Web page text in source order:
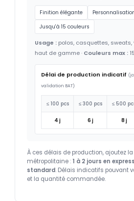
Finition élégante
Jusqu'à 15 couleurs
Usage : polos, casquettes,
haut de gamme · Couleurs max : 15
Délai de production indicatif
validation BAT)
≤ 100 pcs ≤ 300 pcs ≤ 500
4 j 6 j 8 j
À ces délais de production, ajoutez
métropolitaine : 1 à 2 jours en express
standard. Délais indicatifs pouvant
et la quantité commandée.